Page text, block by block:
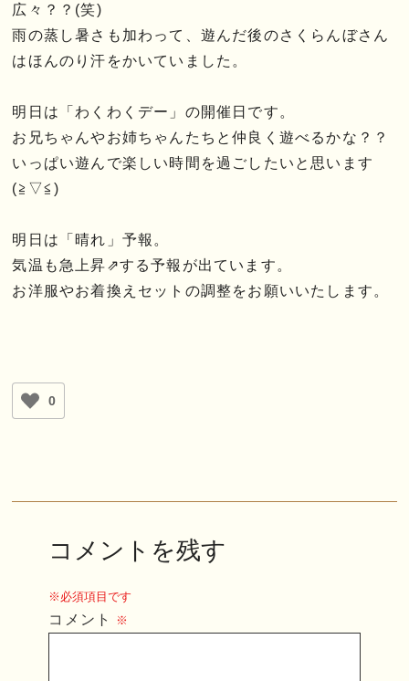
広々？？(笑)
雨の蒸し暑さも加わって、遊んだ後のさくらんぼさん
はほんのり汗をかいていました。
明日は「わくわくデー」の開催日です。
お兄ちゃんやお姉ちゃんたちと仲良く遊べるかな？？
いっぱい遊んで楽しい時間を過ごしたいと思います
(≧▽≦)
明日は「晴れ」予報。
気温も急上昇⇗する予報が出ています。
お洋服やお着換えセットの調整をお願いいたします。
0
コメントを残す
※必須項目です
コメント ※